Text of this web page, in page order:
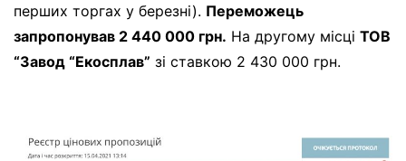
перших торгах у березні). Переможець
запропонував 2 440 000 грн. На другому місці ТОВ
“Завод “Екосплав” зі ставкою 2 430 000 грн.